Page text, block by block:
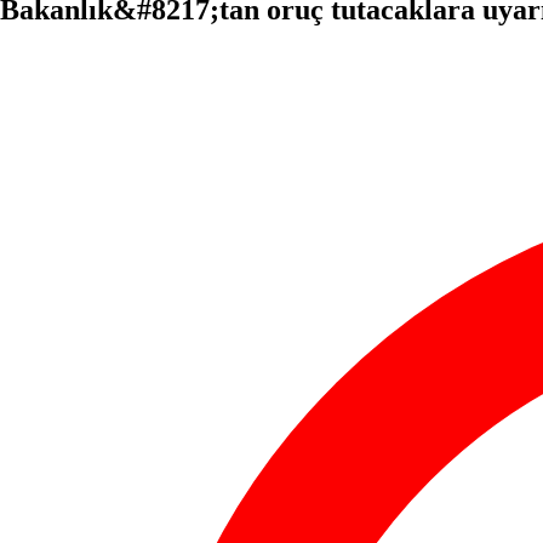
Bakanlık&#8217;tan oruç tutacaklara